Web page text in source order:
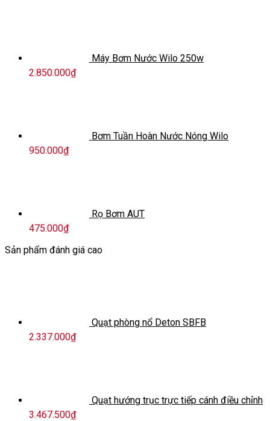
Máy Bơm Nước Wilo 250w
2.850.000₫
Bơm Tuần Hoàn Nước Nóng Wilo
950.000₫
Rọ Bơm AUT
475.000₫
Sản phẩm đánh giá cao
Quạt phòng nổ Deton SBFB
2.337.000₫
Quạt hướng trục trực tiếp cánh điều chỉnh
3.467.500₫